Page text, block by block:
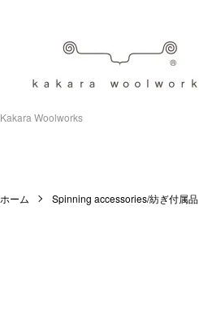
Kakara Woolworks
ホーム Spinning accessories/紡ぎ付属品